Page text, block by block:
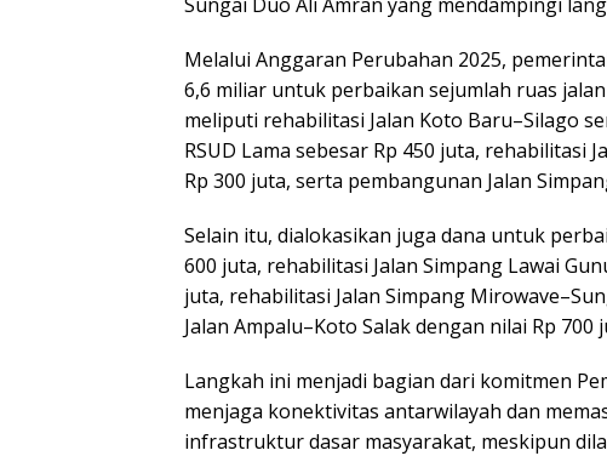
Melalui Anggaran Perubahan 2025,
6,6 miliar untuk perbaikan sejumlah ruas
meliputi rehabilitasi Jalan Koto Baru–Silago
RSUD Lama sebesar Rp 450 juta, rehabilitasi
Rp 300 juta, serta pembangunan Jalan
Selain itu, dialokasikan juga dana untuk
600 juta, rehabilitasi Jalan Simpang Lawai
juta, rehabilitasi Jalan Simpang
Jalan Ampalu–Koto Salak dengan nilai Rp 700
Langkah ini menjadi bagian dari komitmen
menjaga konektivitas antarwilayah dan
infrastruktur dasar masyarakat, meskipun